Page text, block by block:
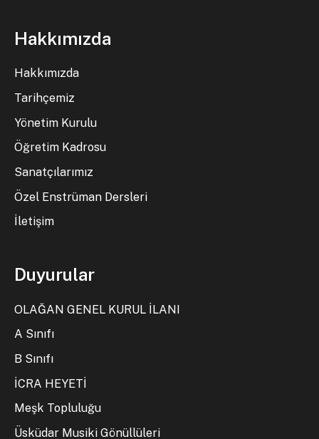
Hakkımızda
Hakkımızda
Tarihçemiz
Yönetim Kurulu
Öğretim Kadrosu
Sanatçılarımız
Özel Enstrüman Dersleri
İletişim
Duyurular
OLAĞAN GENEL KURUL İLANI
A Sınıfı
B Sınıfı
İCRA HEYETİ
Meşk Topluluğu
Üsküdar Musiki Gönüllüleri